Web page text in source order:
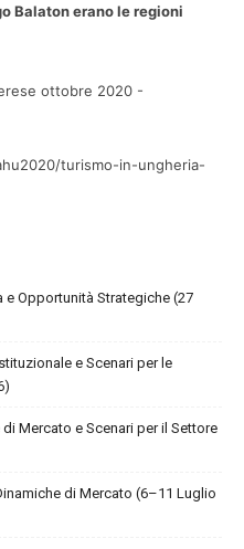
Balaton erano le regioni
turismo-in-ungheria-
e Opportunità Strategiche (27
e Scenari per le
Mercato e Scenari per il Settore
di Mercato (6–11 Luglio